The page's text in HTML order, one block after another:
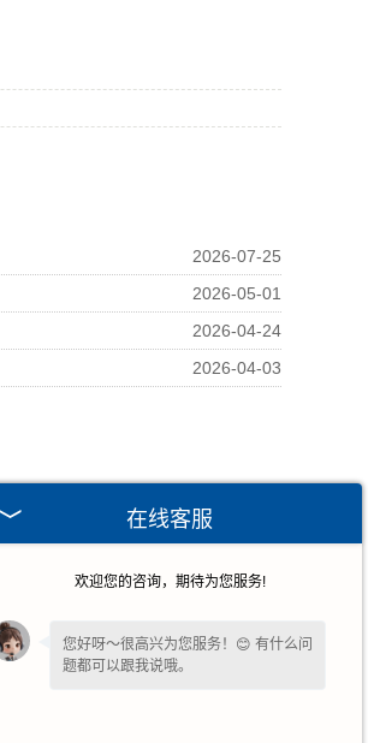
2026-07-25
2026-05-01
2026-04-24
2026-04-03
在线客服
欢迎您的咨询，期待为您服务!
您好呀～很高兴为您服务！😊 有什么问
题都可以跟我说哦。